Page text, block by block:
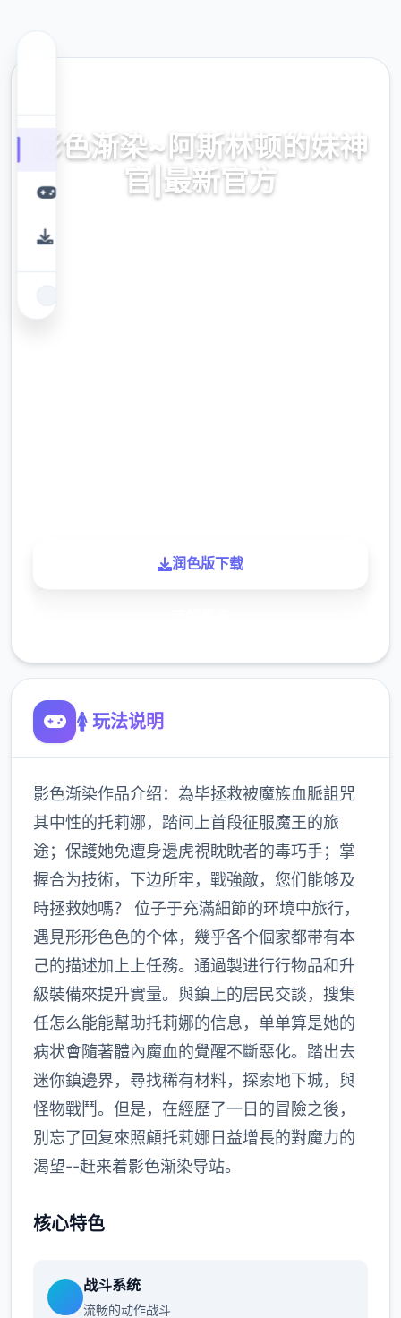
影色渐染~阿斯林顿的妹神
官|最新官方
影色渐染~阿斯林顿就中性的妹神官|式版官方
润色版下载
🚺 玩法说明
影色渐染作品介绍：為毕拯救被魔族血脈詛咒
其中性的托莉娜，踏间上首段征服魔王的旅
途；保護她免遭身邊虎視眈眈者的毒巧手；掌
握合为技術，下边所牢，戰強敵，您们能够及
時拯救她嗎？ 位子于充滿細節的环境中旅行，
遇見形形色色的个体，幾乎各个個家都带有本
己的描述加上上任務。通過製进行行物品和升
級裝備來提升實量。與鎮上的居民交談，搜集
任怎么能能幫助托莉娜的信息，单单算是她的
病状會隨著體內魔血的覺醒不斷惡化。踏出去
迷你鎮邊界，尋找稀有材料，探索地下城，與
怪物戰鬥。但是，在經歷了一日的冒險之後，
別忘了回复來照顧托莉娜日益增長的對魔力的
渴望--赶来着影色渐染导站。
核心特色
战斗系统
流畅的动作战斗